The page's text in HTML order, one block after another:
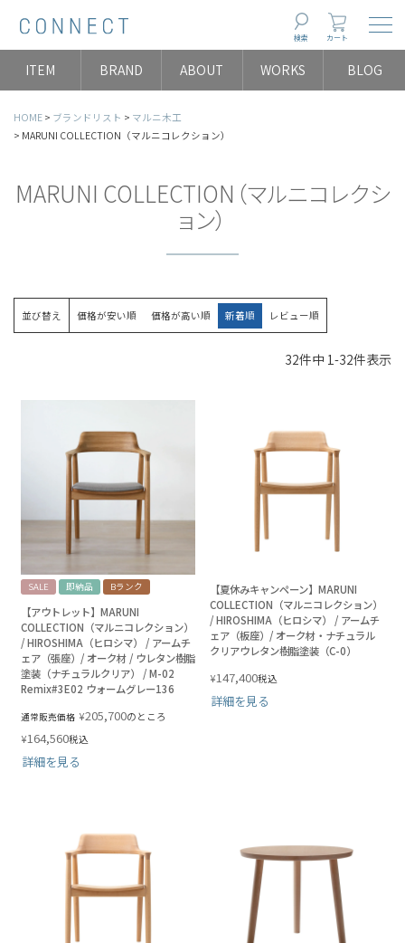
検索 カート
ITEM BRAND ABOUT WORKS BLOG
HOME ブランドリスト
マルニ木工
MARUNI COLLECTION（マルニコレクション）
MARUNI COLLECTION（マルニコレクシ
ョン）
並び替え 価格が安い順 価格が高い順 新着順 レビュー順
32件中 1 -32件表示
SALE 即納品 Bランク
【アウトレット】MARUNI
COLLECTION（マルニコレクション）
/ HIROSHIMA（ヒロシマ） / アームチ
ェア（張座）/ オーク材 / ウレタン樹脂
塗装（ナチュラルクリア） / M-02
Remix#3E02 ウォームグレー136
通常販売価格 ¥205,700のところ
¥164,560税込
詳細を見る
【夏休みキャンペーン】MARUNI
COLLECTION（マルニコレクション）
/ HIROSHIMA（ヒロシマ） / アームチ
ェア（板座）/ オーク材・ナチュラル
クリアウレタン樹脂塗装（C-0）
¥147,400税込
詳細を見る